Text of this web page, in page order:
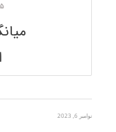
۵
نوامبر 6, 2023